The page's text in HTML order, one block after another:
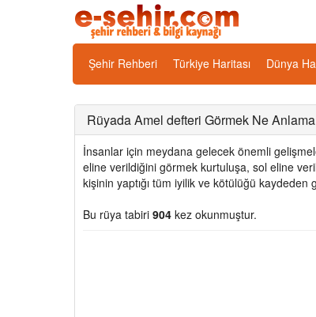
Şehir Rehberi Türkiye Haritası Dünya
Rüyada Amel defteri Görmek Ne
İnsanlar için meydana gelecek önemli
eline verildiğini görmek kurtuluşa, sol eline
kişinin yaptığı tüm iyilik ve kötülüğü kaydeden
Bu rüya tabiri 904 kez okunmuştur.